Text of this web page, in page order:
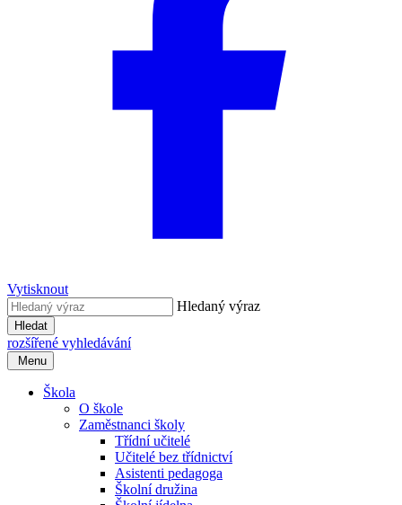
Vytisknout
Hledaný výraz
Hledat
rozšířené vyhledávání
Menu
Škola
O škole
Zaměstnanci školy
Třídní učitelé
Učitelé bez třídnictví
Asistenti pedagoga
Školní družina